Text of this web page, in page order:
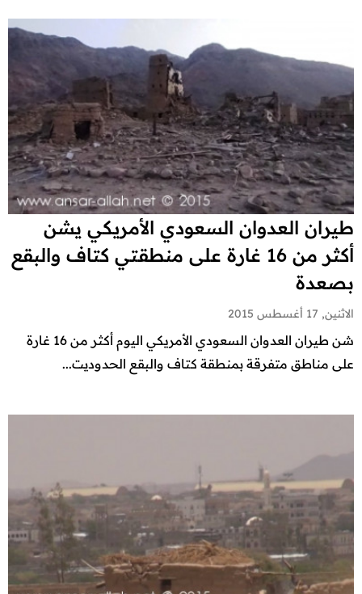
طيران العدوان السعودي الأمريكي يشن
أكثر من 16 غارة على منطقتي كتاف والبقع
بصعدة
الاثنين, 17 أغسطس 2015
شن طيران العدوان السعودي الأمريكي اليوم أكثر من 16 غارة
على مناطق متفرقة بمنطقة كتاف والبقع الحدوديت...